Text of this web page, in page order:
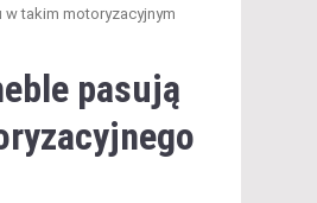
w takim motoryzacyjnym
pasują